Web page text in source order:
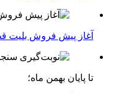
آغاز پیش فروش بلیت‌ قطارهای ۱۱
تا پایان بهمن ماه؛